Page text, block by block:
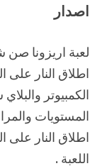
اصدار
لعبة اريزونا
اطلاق النار على
الكمبيوتر
المستويات
اطلاق النار على
اللعبة .